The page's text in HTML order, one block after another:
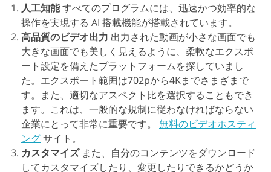
人工知能すべてのプログラムには、迅速かつ効率的な
操作を実現する AI 搭載機能が搭載されています。
高品質のビデオ出力 出力された動画が小さな画面でも
大きな画面でも美しく見えるように、柔軟なエクスポ
ート設定を備えたプラットフォームを探していまし
た。エクスポート範囲は702pから4Kまでさまざまで
す。また、適切なアスペクト比を選択することもでき
ます。これは、一般的な規制に従わなければならない
企業にとって非常に重要です。 無料のビデオホスティ
ングサイト。
カスタマイズまた、自分のコンテンツをダウンロード
してカスタマイズしたり、変更したりできるかどうか